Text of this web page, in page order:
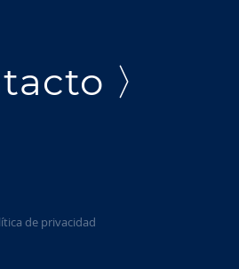
〉
de privacidad